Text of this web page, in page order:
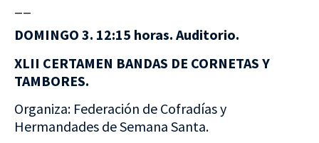
DOMINGO 3. 12:15 horas. Auditorio.
XLII CERTAMEN BANDAS DE CORNETAS Y
TAMBORES.
Organiza: Federación de Cofradías y
Hermandades de Semana Santa.